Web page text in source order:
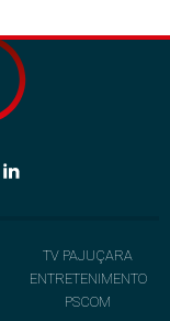
TV PAJUÇARA
ENTRETENIMENTO
PSCOM